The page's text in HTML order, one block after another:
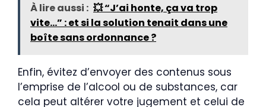
À lire aussi : 💥 “J’ai honte, ça va trop
vite…” : et si la solution tenait dans une
boîte sans ordonnance ?
Enfin, évitez d’envoyer des contenus sous
l’emprise de l’alcool ou de substances, car
cela peut altérer votre jugement et celui de